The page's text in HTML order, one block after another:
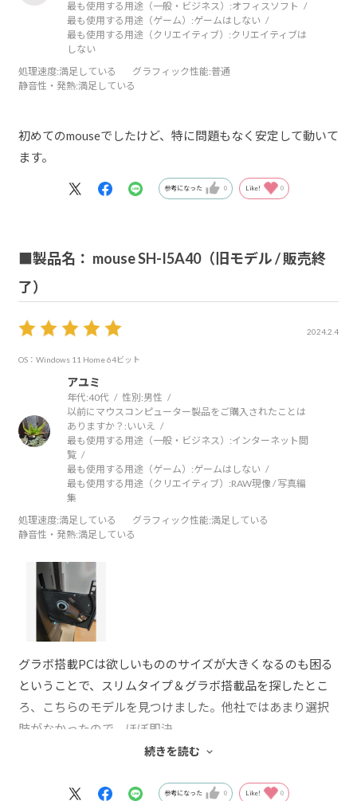
最も使用する用途（一般・ビジネス）:オフィスソフト
最も使用する用途（ゲーム）:ゲームはしない
最も使用する用途（クリエイティブ）:クリエイティブは
しない
処理速度:満足している グラフィック性能:普通
静音性・発熱:満足している
初めてのmouseでしたけど、特に問題もなく安定して動いて
ます。
参考になった 0 Like! 0
■製品名： mouse SH-I5A40（旧モデル / 販売終
了）
2024.2.4
OS：Windows 11 Home 64ビット
アユミ
年代:40代 性別:男性
以前にマウスコンピューター製品をご購入されたことは
ありますか？: いいえ
最も使用する用途（一般・ビジネス）:インターネット閲
覧
最も使用する用途（ゲーム）:ゲームはしない
最も使用する用途（クリエイティブ）:RAW現像 / 写真編
集
処理速度:満足している グラフィック性能:満足している
静音性・発熱:満足している
グラボ搭載PCは欲しいもののサイズが大きくなるのも困る
ということで、スリムタイプ＆グラボ搭載品を探したとこ
ろ、こちらのモデルを見つけました。他社ではあまり選択
肢がなかったので、ほぼ即決。
今でもDVDをたまに利用するため、オプションでDVD-
めるタイプでしたので、安心して縦置き使用出来ました。
続きを読む
参考になった 0 Like! 0